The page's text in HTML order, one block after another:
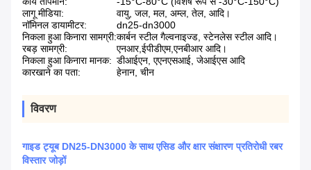
लागू मीडिया:
वायु, जल, मल, अम्ल, तेल, आदि।
नॉमिनल डायामीटर:
dn25-dn3000
निकला हुआ किनारा सामग्री:कार्बन स्टील गैल्वनाइज्ड, स्टेनलेस स्टील आदि।
रबड़ सामग्री:
एनआर,ईपीडीएम,एनबीआर आदि।
निकला हुआ किनारा मानक: डीआईएन, एएनएसआई, जेआईएस आदि
कारखाने का पता:
हेनान, चीन
विवरण
गाइड ट्यूब DN25-DN3000 के साथ एसिड और क्षार संक्षारण प्रतिरोधी रबर
विस्तार जोड़ों